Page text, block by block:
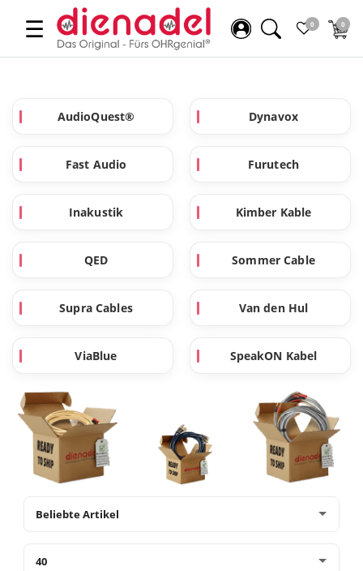
☰ 0 0
AudioQuest® Dynavox
Fast Audio Furutech
Inakustik Kimber Kable
QED Sommer Cable
Supra Cables Van den Hul
ViaBlue SpeakON Kabel